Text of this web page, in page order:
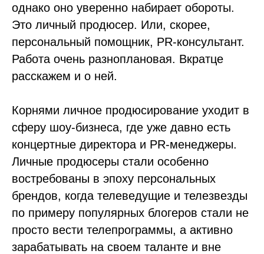
однако оно уверенно набирает обороты.
Это личный продюсер. Или, скорее,
персональный помощник, PR-консультант.
Работа очень разноплановая. Вкратце
расскажем и о ней.
Корнями личное продюсирование уходит в
сферу шоу-бизнеса, где уже давно есть
концертные директора и PR-менеджеры.
Личные продюсеры стали особенно
востребованы в эпоху персональных
брендов, когда телеведущие и телезвезды
по примеру популярных блогеров стали не
просто вести телепрограммы, а активно
зарабатывать на своем таланте и вне